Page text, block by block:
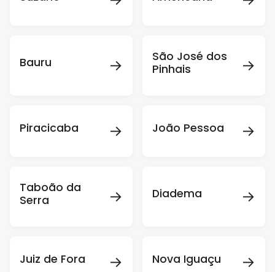
Bauru →
São José dos
Pinhais
→
Piracicaba → João Pessoa →
Taboão da
Serra
→ Diadema →
Juiz de Fora → Nova Iguaçu →